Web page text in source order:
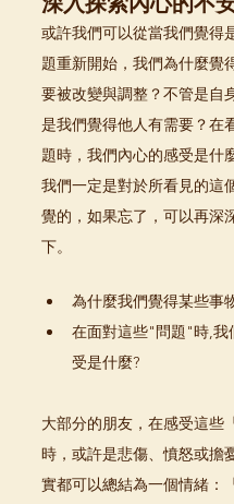
或許我們可以從當我們覺得
題重新開始，我們為什麼覺
要被改變與調整？不管是自
是我們覺得他人有需要？在
題時，我們內心的感受是什
我們一定是對於所看見的這
覺的，如果忘了，可以再深
下。
為什麼我們覺得某些事
在面對這些"問題"時,我
受是什麼?
大部分的朋友，在感受這些
時，或許是悲傷、憤怒或擔
實都可以總結為一個情緒：